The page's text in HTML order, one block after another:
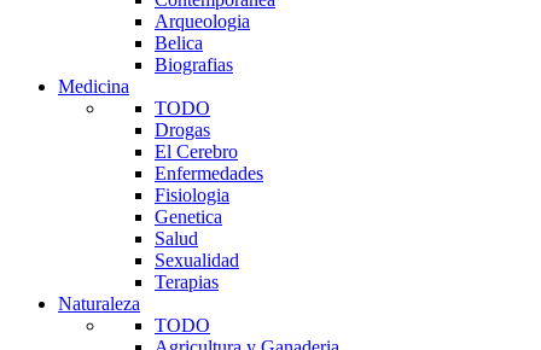
Arqueologia
Belica
Biografias
Medicina
TODO
Drogas
El Cerebro
Enfermedades
Fisiologia
Genetica
Salud
Sexualidad
Terapias
Naturaleza
TODO